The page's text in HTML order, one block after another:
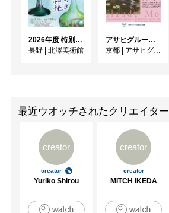
2026年度 特別展「ガレとドーム、アール･ヌーヴォーのガラス 水辺のやすらぎ、海の神秘」
長野 | 北澤美術館
アサヒグループ大山崎山荘美術館 開館30周年記念展「没後100年 クロード・モネ」
京都 | アサヒグループ大山崎山荘美術館
最近ウオッチされたクリエイター
creator
creator
Yuriko Shirou
creator
creator
MITCH IKEDA